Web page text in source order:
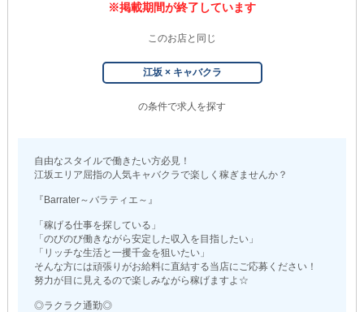
※掲載期間が終了しています
このお店と同じ
江坂 × キャバクラ
の条件で求人を探す
自由なスタイルで働きたい方必見！
江坂エリア屈指の人気キャバクラで楽しく稼ぎませんか？
『Barrater～バラティエ～』
「稼げる仕事を探している」
「のびのび働きながら安定した収入を目指したい」
「リッチな生活と一攫千金を狙いたい」
そんな方には頑張りがお給料に直結する当店にご応募ください！
努力が目に見えるので楽しみながら稼げますよ☆
◎ラクラク通勤◎